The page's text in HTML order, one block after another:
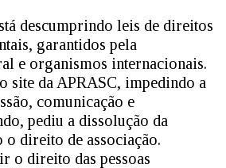
descumprindo leis de direitos
garantidos pela
e organismos internacionais.
da APRASC, impedindo a
comunicação e
pediu a dissolução da
o direito de associação.
o direito das pessoas